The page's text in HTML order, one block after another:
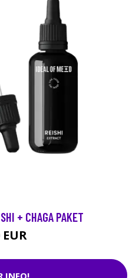
+ CHAGA PAKET
EUR
INFO!